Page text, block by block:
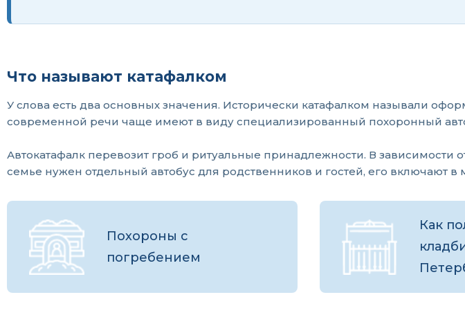
Что называют катафалком
У слова есть два основных значения. Исторически катафалком называли
современной речи чаще имеют в виду специализированный похоронный
Автокатафалк перевозит гроб и ритуальные принадлежности. В
семье нужен отдельный автобус для родственников и гостей, его включают
Похороны с
погребением
Как